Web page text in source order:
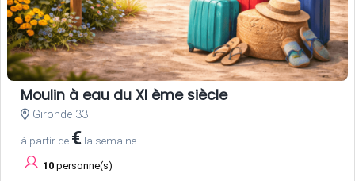
Moulin à eau du XI ème siècle
Gironde 33
à partir de € la semaine
10 personne(s)